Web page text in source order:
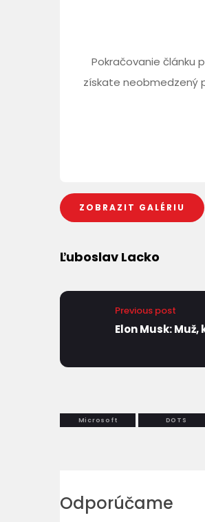
Pokračovanie článku
získate neobmedzený
ZOBRAZIT GALÉRIU
Ľuboslav Lacko
Previous post
Elon Musk:
Microsoft DOTS
Odporúčame